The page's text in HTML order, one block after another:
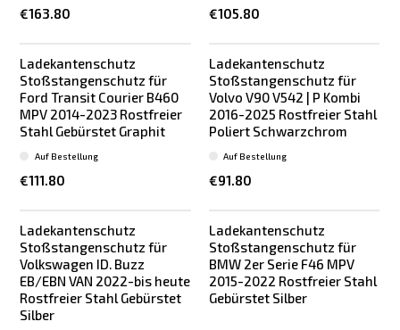
€163.80 €105.80
Ladekantenschutz
Stoßstangenschutz für
Ford Transit Courier B460
MPV 2014-2023 Rostfreier
Stahl Gebürstet Graphit
€111.80
Auf Bestellung
Ladekantenschutz
Stoßstangenschutz für
Volvo V90 V542 | P Kombi
2016-2025 Rostfreier Stahl
Poliert Schwarzchrom
€91.80
Auf Bestellung
Ladekantenschutz
Stoßstangenschutz für
Volkswagen ID. Buzz
EB/EBN VAN 2022-bis heute
Rostfreier Stahl Gebürstet
Silber
Ladekantenschutz
Stoßstangenschutz für
BMW 2er Serie F46 MPV
2015-2022 Rostfreier Stahl
Gebürstet Silber